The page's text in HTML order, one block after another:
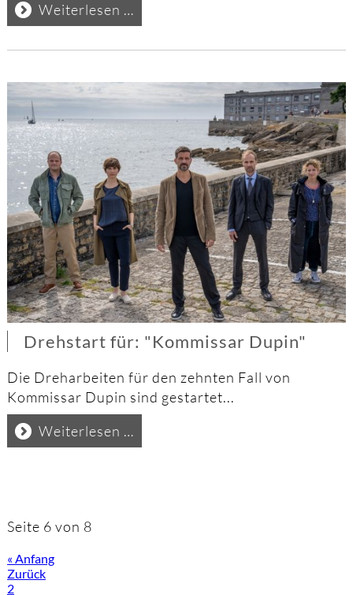
Weiterlesen …
für:
"Polizeiruf
Drehstart für: "Kommissar Dupin"
Die Dreharbeiten für den zehnten Fall von
Kommissar Dupin sind gestartet...
Weiterlesen …
für:
Seite 6 von 8
« Anfang
Zurück
2